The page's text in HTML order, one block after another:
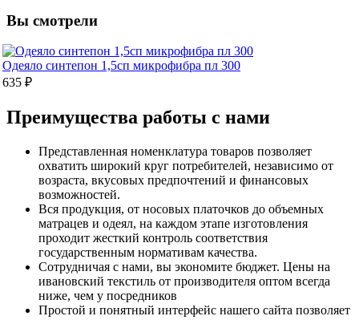
Вы смотрели
Одеяло синтепон 1,5сп микрофибра пл 300
635 ₽
Преимущества работы с нами
Представленная номенклатура товаров позволяет
охватить широкий круг потребителей, независимо от
возраста, вкусовых предпочтений и финансовых
возможностей.
Вся продукция, от носовых платочков до объемных
матрацев и одеял, на каждом этапе изготовления
проходит жесткий контроль соответствия
государственным нормативам качества.
Сотрудничая с нами, вы экономите бюджет. Цены на
ивановский текстиль от производителя оптом всегда
ниже, чем у посредников
Простой и понятный интерфейс нашего сайта позволяет